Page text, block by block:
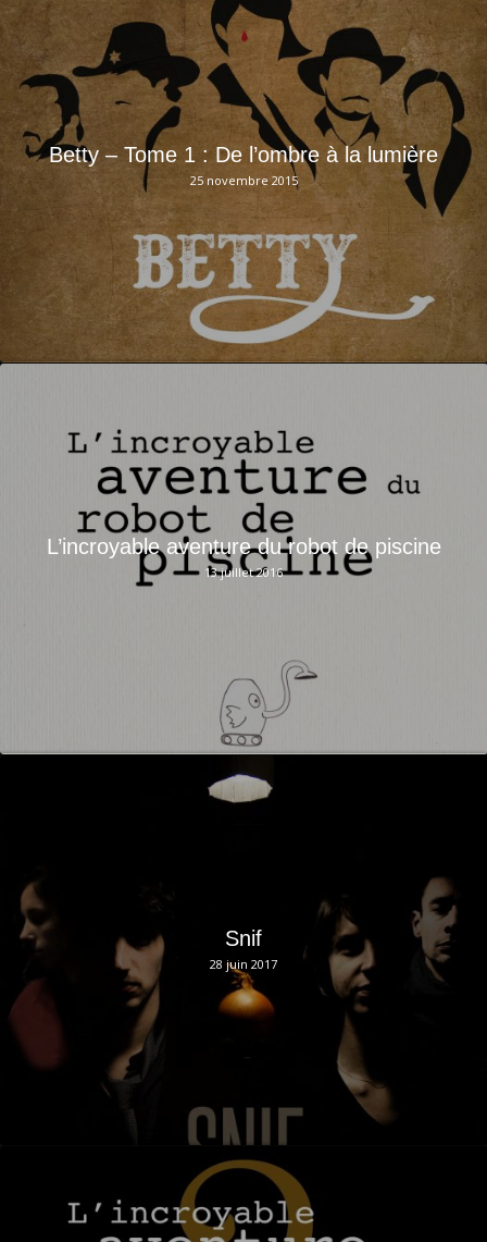
Betty – Tome 1 : De l’ombre à la lumière
25 novembre 2015
L’incroyable aventure du robot de piscine
13 juillet 2016
Snif
28 juin 2017